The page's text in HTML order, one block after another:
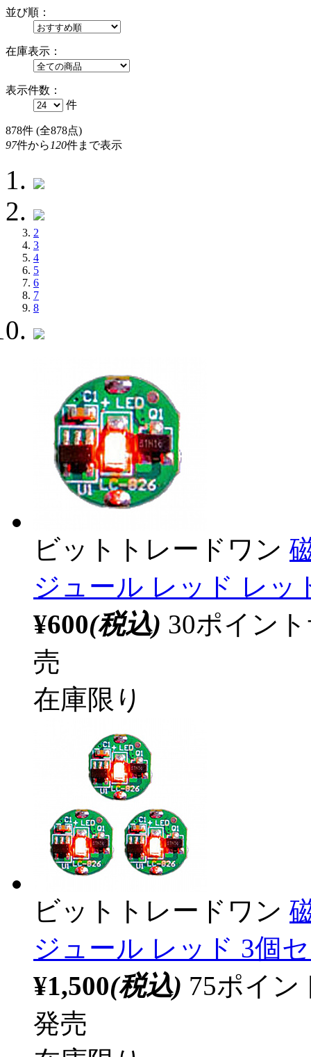
並び順：
在庫表示：
表示件数：
件
878件 (全878点)
97件から 120件まで表示
2
3
4
5
6
7
8
ビットトレードワン
ジュール レッド レッ
¥600(税込) 30ポイン
売
在庫限り
ビットトレードワン
ジュール レッド 3個
¥1,500(税込) 75ポイ
発売